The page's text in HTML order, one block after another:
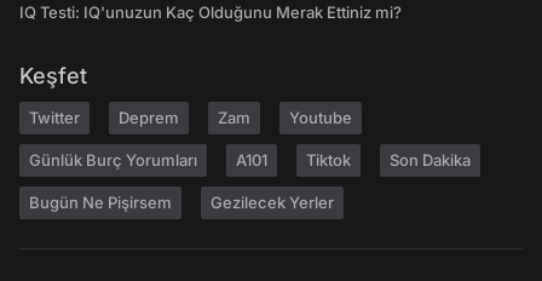
IQ Testi: IQ'unuzun Kaç Olduğunu Merak Ettiniz mi?
Keşfet
Twitter Deprem Zam Youtube
Günlük Burç Yorumları A101 Tiktok Son Dakika
Bugün Ne Pişirsem Gezilecek Yerler